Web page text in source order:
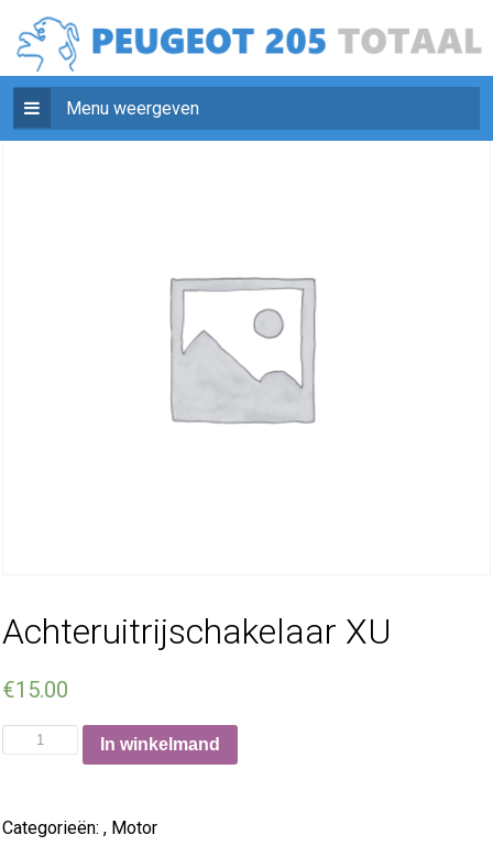
Menu weergeven
Achteruitrijschakelaar XU
€15.00
In winkelmand
Categorieën:, Motor